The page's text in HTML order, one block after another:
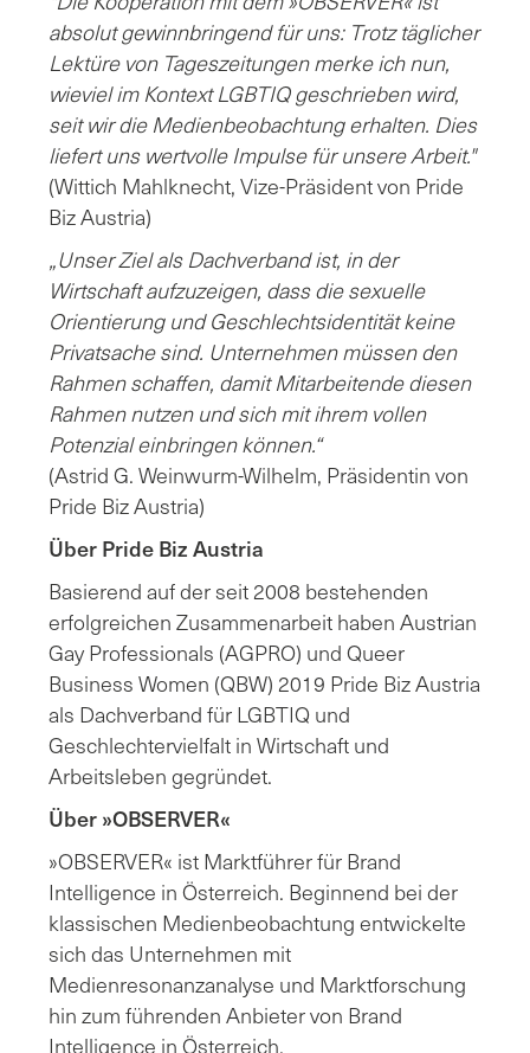
absolut gewinnbringend für uns: Trotz täglicher
Lektüre von Tageszeitungen merke ich nun,
wieviel im Kontext LGBTIQ geschrieben wird,
seit wir die Medienbeobachtung erhalten. Dies
liefert uns wertvolle Impulse für unsere Arbeit."
(Wittich Mahlknecht, Vize-Präsident von Pride
Biz Austria)
„Unser Ziel als Dachverband ist, in der
Wirtschaft aufzuzeigen, dass die sexuelle
Orientierung und Geschlechtsidentität keine
Privatsache sind. Unternehmen müssen den
Rahmen schaffen, damit Mitarbeitende diesen
Rahmen nutzen und sich mit ihrem vollen
Potenzial einbringen können.“
(Astrid G. Weinwurm-Wilhelm, Präsidentin von
Pride Biz Austria)
Über Pride Biz Austria
Basierend auf der seit 2008 bestehenden
erfolgreichen Zusammenarbeit haben Austrian
Gay Professionals (AGPRO) und Queer
Business Women (QBW) 2019 Pride Biz Austria
als Dachverband für LGBTIQ und
Geschlechtervielfalt in Wirtschaft und
Arbeitsleben gegründet.
Über »OBSERVER«
»OBSERVER« ist Marktführer für Brand
Intelligence in Österreich. Beginnend bei der
klassischen Medienbeobachtung entwickelte
sich das Unternehmen mit
Medienresonanzanalyse und Marktforschung
hin zum führenden Anbieter von Brand
Intelligence in Österreich.